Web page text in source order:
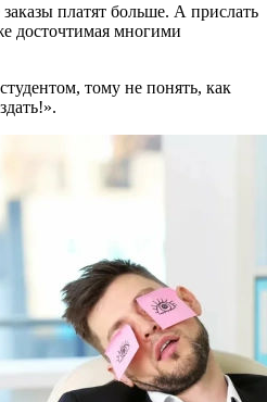
платят больше. А прислать
досточтимая многими
тому не понять, как